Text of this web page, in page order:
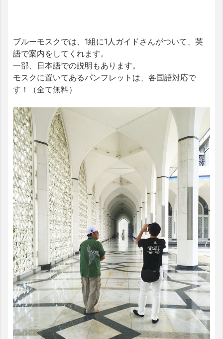
ブルーモスクでは、1組に1人ガイドさんがついて、英
語で案内をしてくれます。
一部、日本語での説明もあります。
モスクに置いてあるパンフレットは、各国語対応で
す！（全て無料）